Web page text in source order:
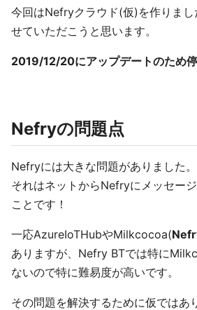
今回はNefryクラウド(仮)を作りまし
せていただこうと思います。
2019/12/20にアップデートのため
Nefryの問題点
Nefryには大きな問題がありました。
それはネットからNefryにメッセー
ことです！
一応AzureIoTHubやMilkcocoa(
ありますが、Nefry BTでは特に
ないので特に難易度が高いです。
その問題を解決するために仮ではあ